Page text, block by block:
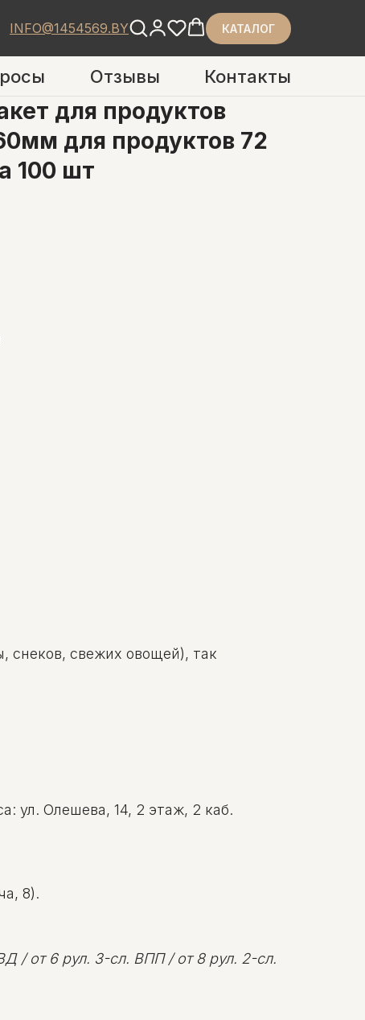
INFO@1454569.BY КАТАЛОГ
Отзывы Контакты
для продуктов
для продуктов 72
100 шт
снеков, свежих овощей), так
ул. Олешева, 14, 2 этаж, 2 каб.
8).
/ от 6 рул. 3-сл. ВПП / от 8 рул. 2-сл.